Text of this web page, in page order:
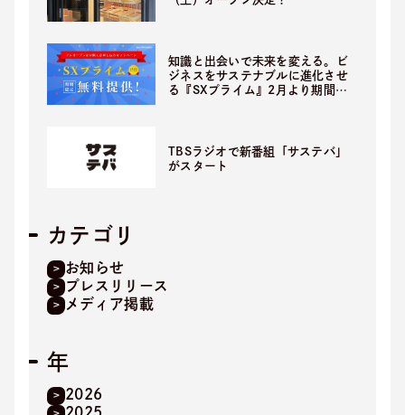
知識と出会いで未来を変える。ビ
ジネスをサステナブルに進化させ
る『SXプライム』2月より期間限
TBSラジオで新番組「サステバ」
がスタート
カテゴリ
お知らせ
プレスリリース
メディア掲載
年
2026
2025